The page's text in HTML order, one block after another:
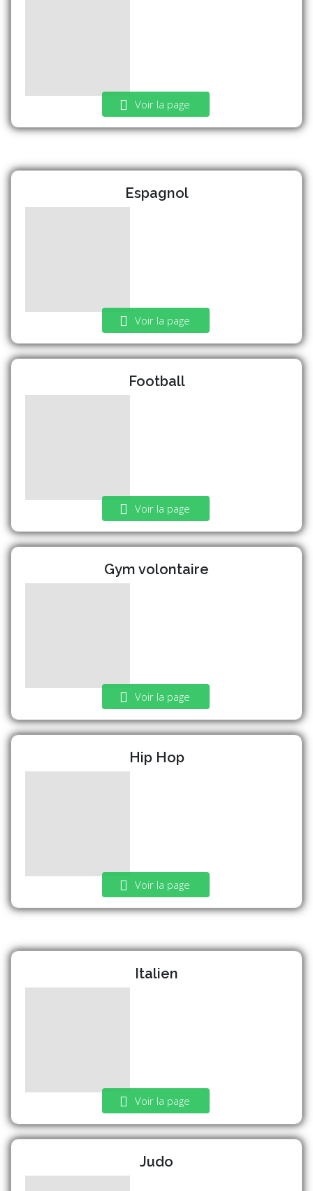
Voir la page
Espagnol
Voir la page
Football
Voir la page
Gym volontaire
Voir la page
Hip Hop
Voir la page
Italien
Voir la page
Judo